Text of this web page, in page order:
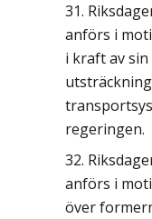
anförs i
i kraft av
regeringen.
anförs i
över